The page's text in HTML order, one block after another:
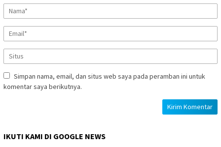
Simpan nama, email, dan situs web saya pada peramban ini untuk
komentar saya berikutnya.
IKUTI KAMI DI GOOGLE NEWS